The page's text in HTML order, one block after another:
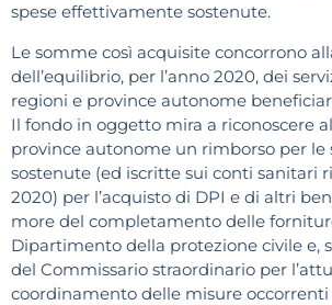
spese effettivamente sostenute.
Le somme così acquisite concorrono
dell’equilibrio, per l’anno 2020, dei
regioni e province autonome
Il fondo in oggetto mira a riconoscere
province autonome un rimborso per le
sostenute (ed iscritte sui conti sanitari
2020) per l’acquisto di DPI e di altri
more del completamento delle
Dipartimento della protezione civile e,
del Commissario straordinario per
coordinamento delle misure occorrenti